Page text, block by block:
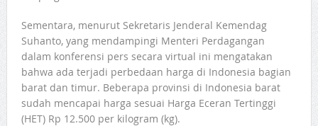
Sementara, menurut Sekretaris Jenderal Kemendag
Suhanto, yang mendampingi Menteri Perdagangan
dalam konferensi pers secara virtual ini mengatakan
bahwa ada terjadi perbedaan harga di Indonesia bagian
barat dan timur. Beberapa provinsi di Indonesia barat
sudah mencapai harga sesuai Harga Eceran Tertinggi
(HET) Rp 12.500 per kilogram (kg).